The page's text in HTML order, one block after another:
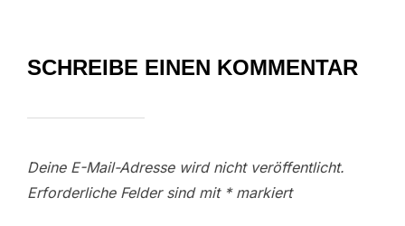
SCHREIBE EINEN KOMMENTAR
Deine E-Mail-Adresse wird nicht veröffentlicht.
Erforderliche Felder sind mit *markiert